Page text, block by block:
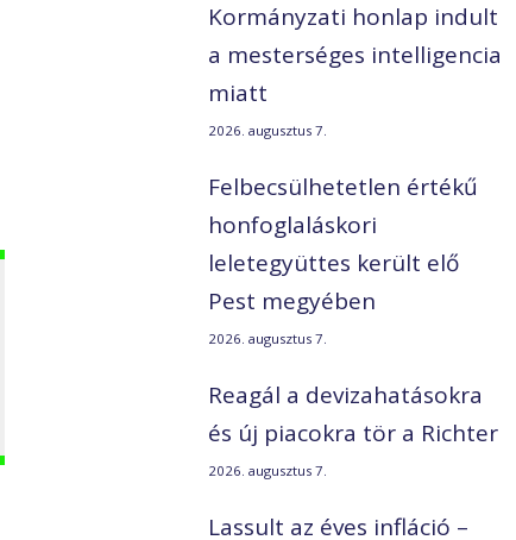
Kormányzati honlap indult
a mesterséges intelligencia
miatt
2026. augusztus 7.
Felbecsülhetetlen értékű
honfoglaláskori
leletegyüttes került elő
Pest megyében
2026. augusztus 7.
Reagál a devizahatásokra
és új piacokra tör a Richter
2026. augusztus 7.
Lassult az éves infláció –